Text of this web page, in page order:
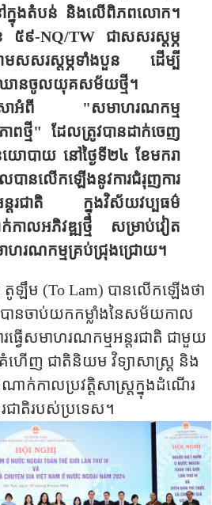
នុងតំបន់ និងលើពិភពលោក។
៥៩-NQ/TW ជាសសរស្តម្ភ​
សរស្តម្ភទាំងបួន ដើម្បី
ឈានចូលយុគសម័យថ្មី។
លឹមសាអំពី "សមាហរណកម្ម
ភាពថ្មី" ដែលត្រូវបានដាក់ចេញ
បាយ នៅថ្ងៃទី២៤ ខែមករា
បានលើកឡើងនូវ​ការ​ជំរុញការ
ន្តរជាតិ ក្នុង​វិស័យ​វប្បធម៌
ាលអភិវឌ្ឍថ្មី សម្រាប់វៀត​
ាហរណកម្ម​គ្រប់​ជ្រុង​ជ្រោយ។
តូឡឹម (To Lam) បានលើកឡើងថា
បានចាប់យកកម្លាំងនៃសម័យកាល
ធ្វើសមាហរណកម្មអន្តរជាតិ ជាមួយ
ហើញ ជាតិនិយម វិទ្យាសាស្ត្រ និង
កាលប្រវត្តិសាស្ត្រក្នុងដំណើរ
រជាតិរបស់ប្រទេស​។